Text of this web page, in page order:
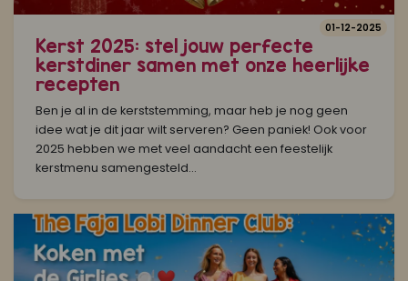
Kerst 2025: stel jouw perfecte
kerstdiner samen met onze heerlijke
recepten
Ben je al in de kerststemming, maar heb je nog geen
idee wat je dit jaar wilt serveren? Geen paniek! Ook voor
2025 hebben we met veel aandacht een feestelijk
kerstmenu samengesteld...
01-12-2025